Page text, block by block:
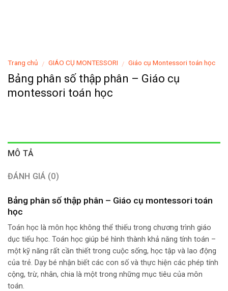
Trang chủ / GIÁO CỤ MONTESSORI / Giáo cụ Montessori toán học
Bảng phân số thập phân – Giáo cụ
montessori toán học
MÔ TẢ
ĐÁNH GIÁ (0)
Bảng phân số thập phân – Giáo cụ montessori toán
học
Toán học là môn học không thể thiếu trong chương trình giáo
dục tiểu học. Toán học giúp bé hình thành khả năng tính toán –
một kỹ năng rất cần thiết trong cuộc sống, học tập và lao động
của trẻ. Dạy bé nhận biết các con số và thực hiện các phép tính
cộng, trừ, nhân, chia là một trong những mục tiêu của môn
toán.